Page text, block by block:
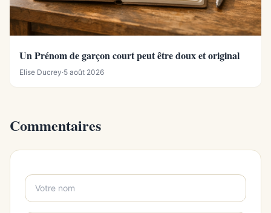
Un Prénom de garçon court peut être doux et original
Elise Ducrey·5 août 2026
Commentaires